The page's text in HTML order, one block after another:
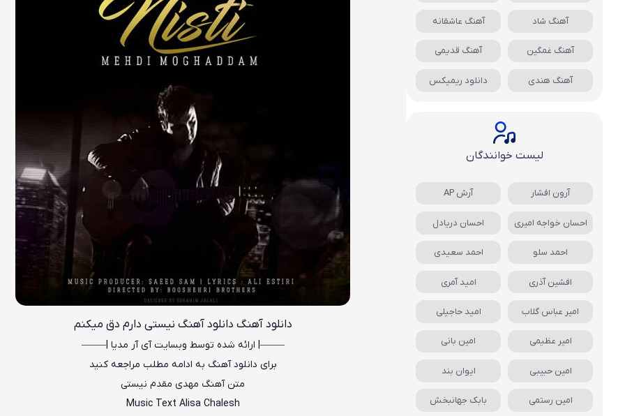
دانلود آهنگ دانلود آهنگ نیستی دارم دق میکنم
——–| ارائه شده توسط وبسایت آی آر مدیا |—–—
برای دانلود آهنگ به ادامه مطلب مراجعه کنید
متنآهنگ مهدی مقدم نیستی
Music Text Alisa Chalesh
آهنگ شاد آهنگ عاشقانه
آهنگ غمگین آهنگ قدیمی
آهنگ هندی دانلود ریمیکس
لیست خوانندگان
آرون افشار آرش AP
احسان خواجه امیری احسان دریادل
احمد سلو احمد سعیدی
افشین آذری امید آمری
امیر عباس گلاب امید حاجیلی
امیر عظیمی امین بانی
امین حبیبی ایوان بند
امین رستمی بابک جهانبخش